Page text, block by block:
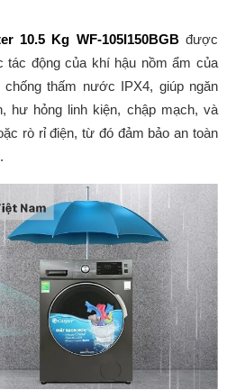
10.5 Kg WF-105I150BGB được
tác động của khí hậu nồm ẩm của
thấm nước IPX4, giúp ngăn
hư hỏng linh kiện, chập mạch, và
rò rỉ điện, từ đó đảm bảo an toàn